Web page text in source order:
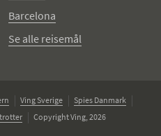
Barcelona
Se alle reisemål
Ving Sverige
Spies Danmark
Copyright Ving, 2026